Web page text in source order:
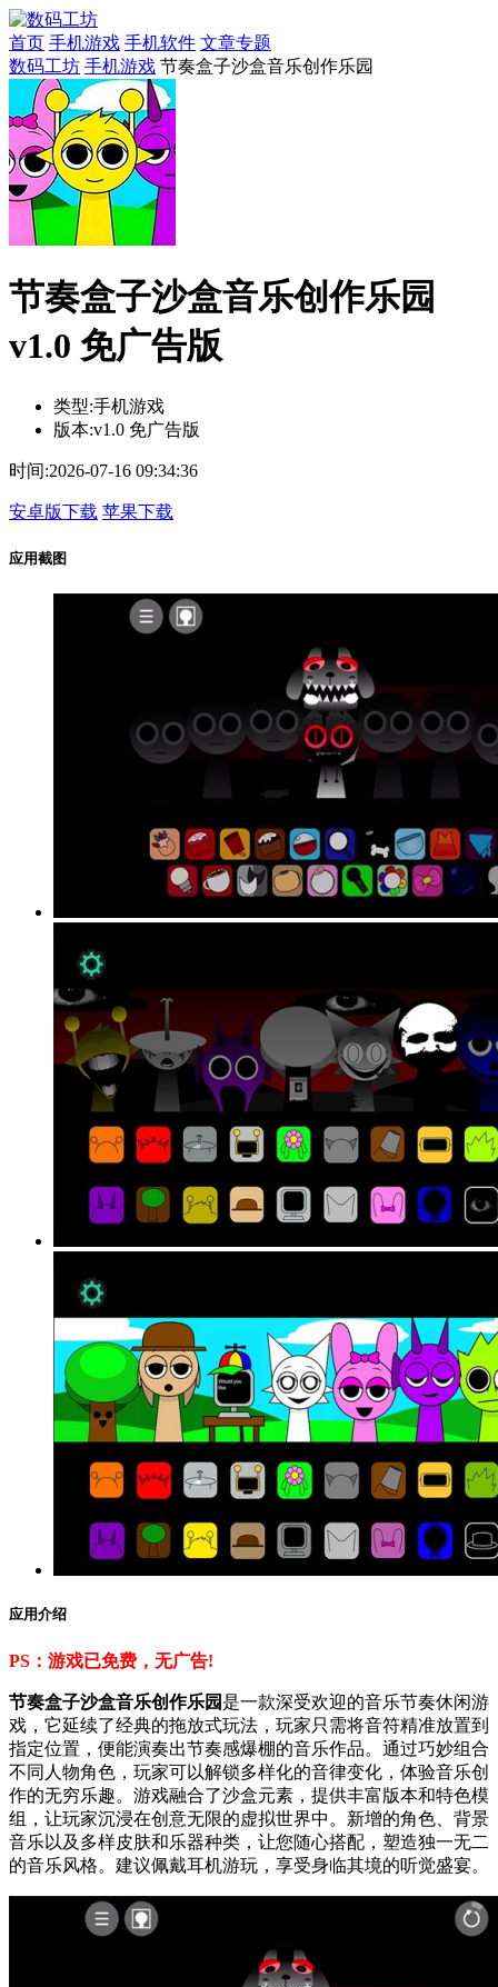
首页 手机游戏 手机软件 文章专题
数码工坊 手机游戏 节奏盒子沙盒音乐创作乐园
节奏盒子沙盒音乐创作乐园
v1.0 免广告版
类型:手机游戏
版本:v1.0 免广告版
时间:2026-07-16 09:34:36
安卓版下载 苹果下载
应用截图
应用介绍
PS：游戏已免费，无广告!
节奏盒子沙盒音乐创作乐园 是一款深受欢迎的音乐节奏休闲游
戏，它延续了经典的拖放式玩法，玩家只需将音符精准放置到
指定位置，便能演奏出节奏感爆棚的音乐作品。通过巧妙组合
不同人物角色，玩家可以解锁多样化的音律变化，体验音乐创
作的无穷乐趣。游戏融合了沙盒元素，提供丰富版本和特色模
组，让玩家沉浸在创意无限的虚拟世界中。新增的角色、背景
音乐以及多样皮肤和乐器种类，让您随心搭配，塑造独一无二
的音乐风格。建议佩戴耳机游玩，享受身临其境的听觉盛宴。